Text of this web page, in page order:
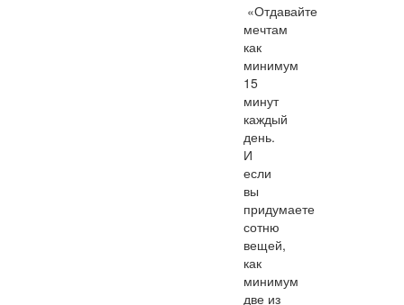
«Отдавайте
мечтам
как
минимум
15
минут
каждый
день.
И
если
вы
придумаете
сотню
вещей,
как
минимум
две из